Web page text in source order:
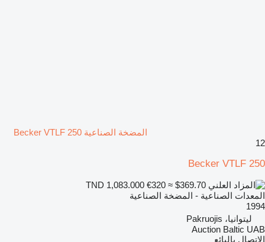
المضخة الصناعية Becker VTLF 250
12
Becker VTLF 250
€320 ≈ $369.70
المعدات الصناعية - المضخة الصناعية
1994
ليتوانيا، Pakruojis
Auction Baltic UAB
الاتصال بالبائع